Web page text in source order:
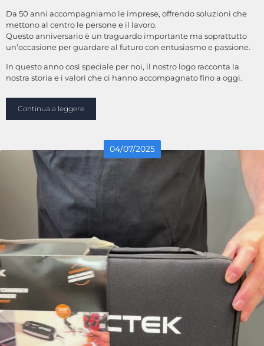
Da 50 anni accompagniamo le imprese, offrendo soluzioni che
mettono al centro le persone e il lavoro.
Questo anniversario è un traguardo importante ma soprattutto
un’occasione per guardare al futuro con entusiasmo e passione.
In questo anno così speciale per noi, il nostro logo racconta la
nostra storia e i valori che ci hanno accompagnato fino a oggi.
Continua a leggere
04/07/2025